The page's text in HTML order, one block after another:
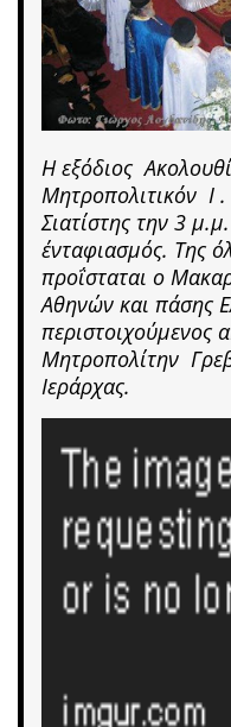
Η εξόδιος
Μητροπολιτικόν Ι
Σιατίστης την 3
ένταφιασμός. Της
προΐσταται ο
Αθηνών και πάσης
περιστοιχούμενος
Μητροπολίτην
Ιεράρχας.